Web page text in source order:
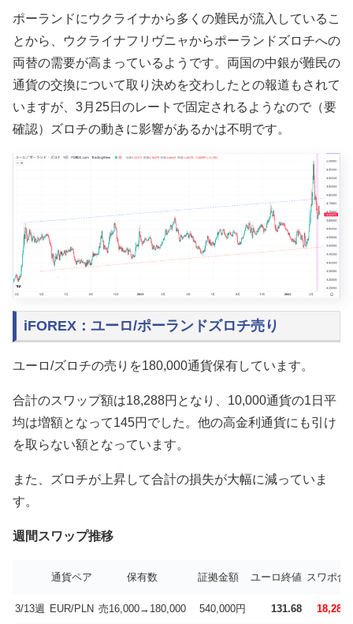
ポーランドにウクライナから多くの難民が流入しているこ
とから、ウクライナフリヴニャからポーランドズロチへの
両替の需要が高まっているようです。両国の中銀が難民の
通貨の交換について取り決めを交わしたとの報道もされて
いますが、3月25日のレートで固定されるようなので（要
確認）ズロチの動きに影響があるかは不明です。
iFOREX：ユーロ/ポーランドズロチ売り
ユーロ/ズロチの売りを180,000通貨保有しています。
合計のスワップ額は18,288円となり、10,000通貨の1日平
均は増額となって145円でした。他の高金利通貨にも引け
を取らない額となっています。
また、ズロチが上昇して合計の損失が大幅に減っていま
す。
週間スワップ推移
通貨ペア 保有数 証拠金額 ユーロ終値 スワポ合
3/13週 EUR/PLN 売16,000→180,000 540,000円 131.68 18,288